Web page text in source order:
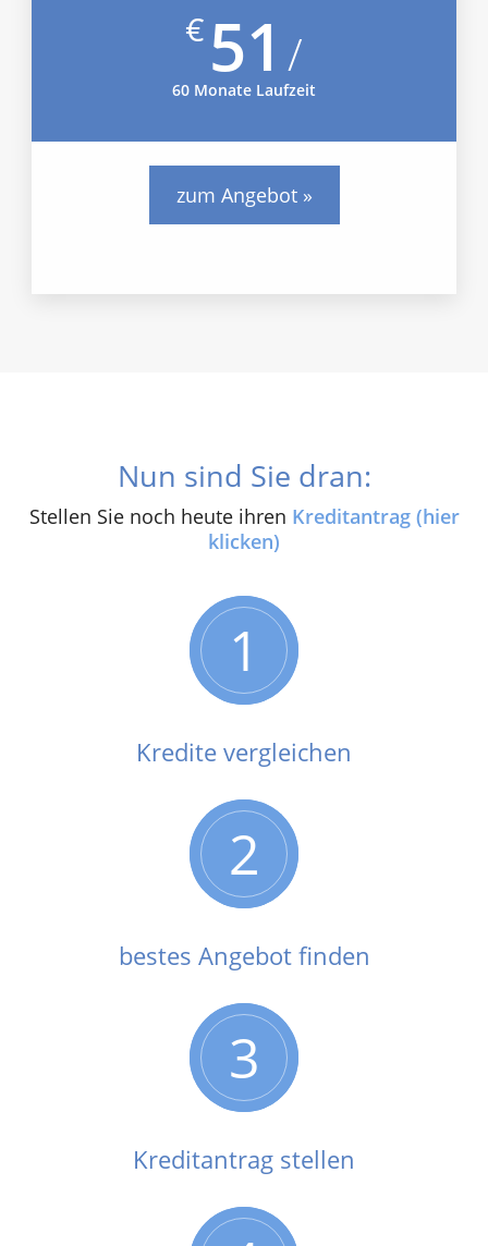
€51 /
60 Monate Laufzeit
zum Angebot »
Nun sind Sie dran:
Stellen Sie noch heute ihren Kreditantrag (hier
klicken)
1
Kredite vergleichen
2
bestes Angebot finden
3
Kreditantrag stellen